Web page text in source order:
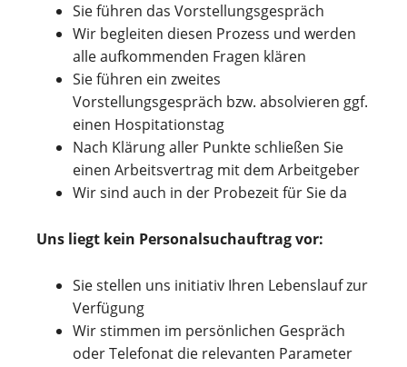
Sie führen das Vorstellungsgespräch
Wir begleiten diesen Prozess und werden
alle aufkommenden Fragen klären
Sie führen ein zweites
Vorstellungsgespräch bzw. absolvieren ggf.
einen Hospitationstag
Nach Klärung aller Punkte schließen Sie
einen Arbeitsvertrag mit dem Arbeitgeber
Wir sind auch in der Probezeit für Sie da
Uns liegt kein Personalsuchauftrag vor:
Sie stellen uns initiativ Ihren Lebenslauf zur
Verfügung
Wir stimmen im persönlichen Gespräch
oder Telefonat die relevanten Parameter